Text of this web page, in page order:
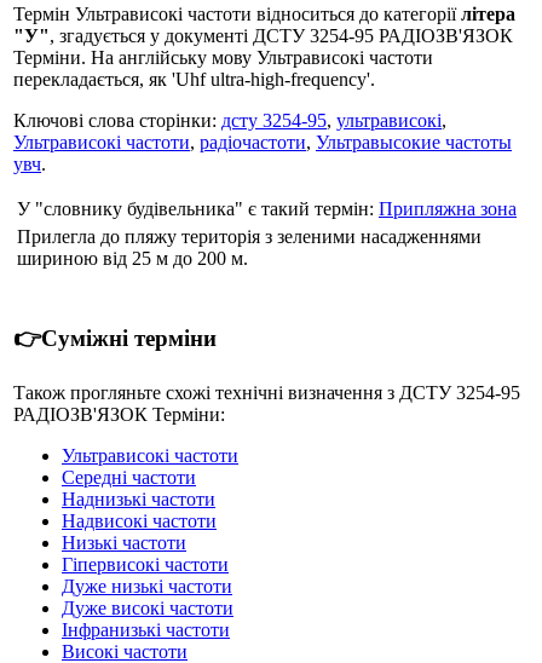
Термін Ультрависокі частоти відноситься до категоріїлітера
"У", згадується у документі ДСТУ 3254-95 РАДIОЗВ'ЯЗОК
Терміни. На англійську мову Ультрависокі частоти
перекладається, як 'Uhf ultra-high-frequency'.
Ключові слова сторінки: дсту 3254-95, ультрависокі,
Ультрависокі частоти, радіочастоти, Ультравысокие частоты
увч.
У "словнику будівельника" є такий термін: Припляжна зона
Прилегла до пляжу територія з зеленими насадженнями
шириною від 25 м до 200 м.
👉Суміжні терміни
Також прогляньте схожі технічні визначення з ДСТУ 3254-95
РАДIОЗВ'ЯЗОК Терміни:
Ультрависокі частоти
Середні частоти
Наднизькі частоти
Надвисокі частоти
Низькі частоти
Гіпервисокі частоти
Дуже низькі частоти
Дуже високі частоти
Інфранизькі частоти
Високі частоти